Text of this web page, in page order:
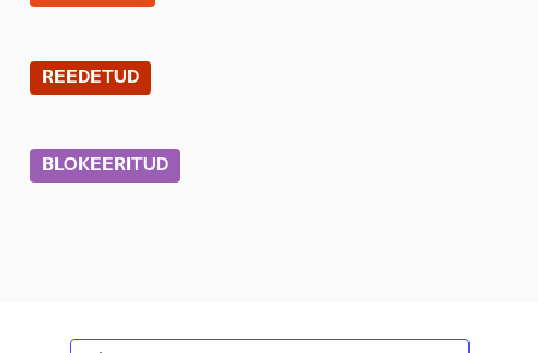
REEDETUD
BLOKEERITUD